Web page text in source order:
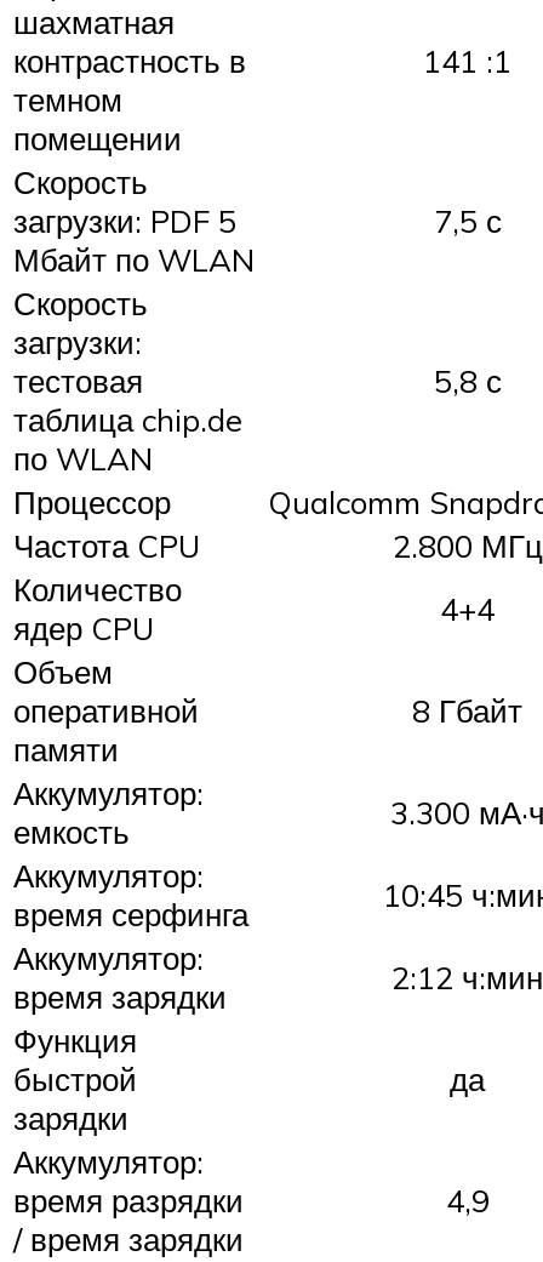
шахматная
контрастность в
темном
помещении
141 :1
Скорость
загрузки: PDF 5
Мбайт по WLAN
7,5 с
Скорость
загрузки:
тестовая
таблица chip.de
по WLAN
5,8 с
Процессор
Qualcomm
Частота CPU
2.800 МГц
Количество
ядер CPU
4+4
Объем
оперативной
памяти
8 Гбайт
Аккумулятор:
емкость
3.300
Аккумулятор:
время серфинга
10:45
Аккумулятор:
время зарядки
2:12 ч:мин
Функция
быстрой
зарядки
да
Аккумулятор:
время разрядки
/ время зарядки
4,9